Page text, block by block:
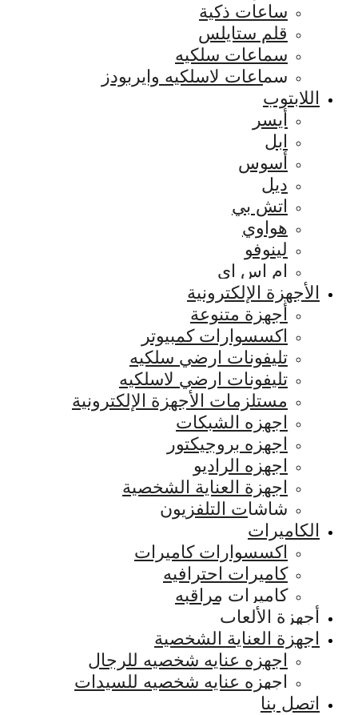
ساعات ذكية
قلم ستايلس
سماعات سلكيه
سماعات لاسلكيه وايربودز
اللابتوب
أيسر
ابل
أسوس
ديل
اتش بي
هواوي
لينوفو
ام اس اي
الأجهزة الإلكترونية
أجهزة متنوعة
اكسسوارات كمبيوتر
تليفونات ارضي سلكيه
تليفونات ارضي لاسلكيه
مستلزمات الأجهزة الإلكترونية
اجهزه الشبكات
اجهزه بروجيكتور
اجهزه الراديو
اجهزة العناية الشخصية
شاشات التلفزيون
الكاميرات
اكسسوارات كاميرات
كاميرات احترافيه
كاميرات مراقبه
أجهزة الألعاب
اجهزة العناية الشخصية
اجهزه عنايه شخصيه للرجال
اجهزه عنايه شخصيه للسيدات
اتصل بنا